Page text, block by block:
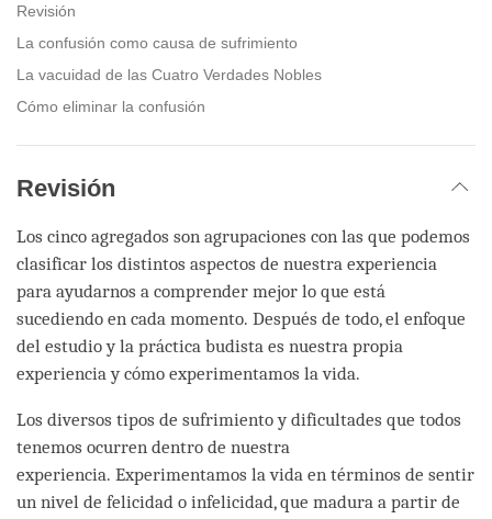
Revisión
La confusión como causa de sufrimiento
La vacuidad de las Cuatro Verdades Nobles
Cómo eliminar la confusión
Revisión
Los cinco agregados son agrupaciones con las que podemos
clasificar los distintos aspectos de nuestra experiencia
para ayudarnos a comprender mejor lo que está
sucediendo en cada momento. Después de todo, el enfoque
del estudio y la práctica budista es nuestra propia
experiencia y cómo experimentamos la vida.
Los diversos tipos de sufrimiento y dificultades que todos
tenemos ocurren dentro de nuestra
experiencia. Experimentamos la vida en términos de sentir
un nivel de felicidad o infelicidad, que madura a partir de